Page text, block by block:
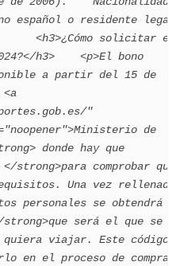
español o residente legal
<h3>¿Cómo solicitar el
h3>    <p>El bono
a partir del 15 de
"
de
donde hay que
strong>para comprobar que
Una vez rellenado
personales se obtendrá
strong>que será el que se
quiera viajar. Este código
en el proceso de compra